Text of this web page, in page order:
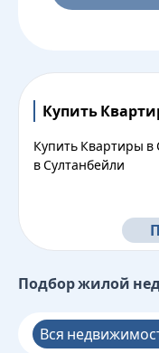
Купить
Купить Квартиры в
в Султанбейли
Подбор жилой
Вся